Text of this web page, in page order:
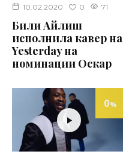
10.02.2020 0 71
Били Айлиш
исполнила кавер на
Yesterday на
номинации Оскар
0%